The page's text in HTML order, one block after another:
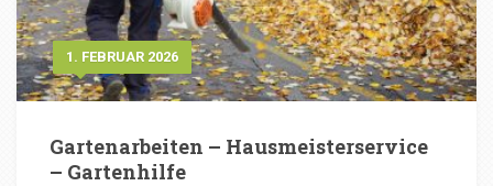
1. FEBRUAR 2026
Gartenarbeiten – Hausmeisterservice
– Gartenhilfe